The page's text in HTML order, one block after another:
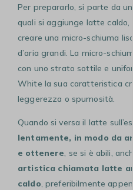
Per prepararlo, si parte da
quali si aggiunge latte
creare una micro-schiuma
d’aria grandi. La micro-
con uno strato sottile e
White la sua caratteristica
leggerezza o spumosità.
Quando si versa il latte
lentamente, in modo da
e ottenere, se si è abili,
artistica chiamata latte art
caldo, preferibilmente